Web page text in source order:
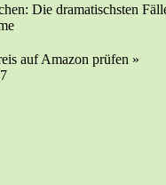
Die dra­ma­tischs­ten
auf Ama­zon prü­fen »